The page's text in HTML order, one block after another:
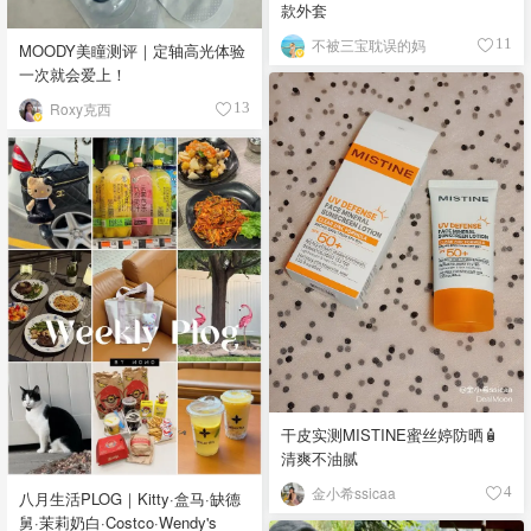
MOODY美瞳测评｜定轴高光体验
一次就会爱上！
Roxy克西 13
款外套
不被三宝耽误的妈 11
干皮实测MISTINE蜜丝婷防晒🧴
清爽不油腻
金小希ssicaa 4
八月生活PLOG｜Kitty·盒马·缺德
舅·茉莉奶白·Costco·Wendy's